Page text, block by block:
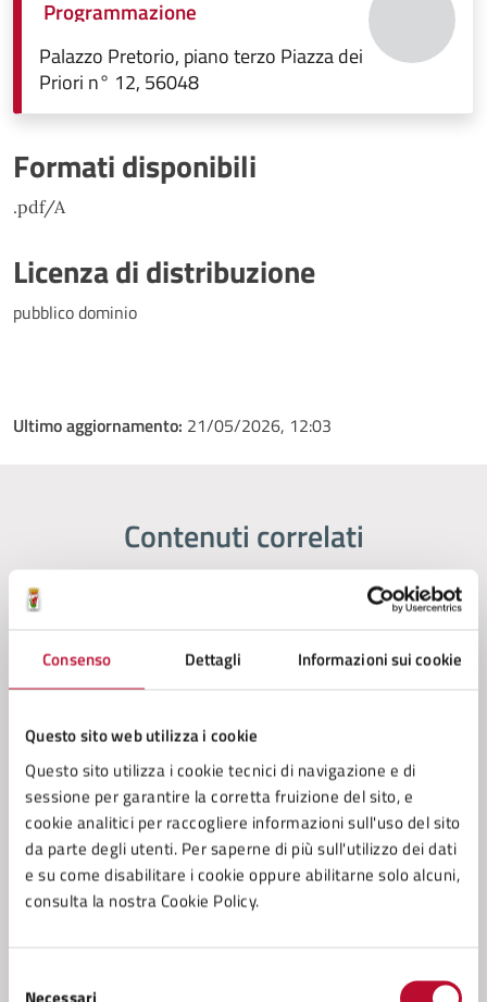
Consenso Dettagli Informazioni sui cookie
Questo sito web utilizza i cookie
Questo sito utilizza i cookie tecnici di navigazione e di
sessione per garantire la corretta fruizione del sito, e
cookie analitici per raccogliere informazioni sull'uso del sito
da parte degli utenti. Per saperne di più sull'utilizzo dei dati
e su come disabilitare i cookie oppure abilitarne solo alcuni,
consulta la nostra Cookie Policy.
Programmazione
Palazzo Pretorio, piano terzo Piazza dei
Priori n° 12, 56048
Formati disponibili
.pdf/A
Licenza di distribuzione
pubblico dominio
Ultimo aggiornamento: 21/05/2026, 12:03
Contenuti correlati
Conferenza Zonale per l’Educazione e l’Istruzione
della Zona Val di Cecina
Servizio Cultura
Servizio Tributi
Settore 4 - (Sviluppo e Tutela del Territorio), Lavori
Pubblici, Progettazione, Direzione dei lavori,
Patrimonio Tecnico, Manutenzioni, Autoparco,
Servizi cimiteriali, Protezione Civile, Ambiente